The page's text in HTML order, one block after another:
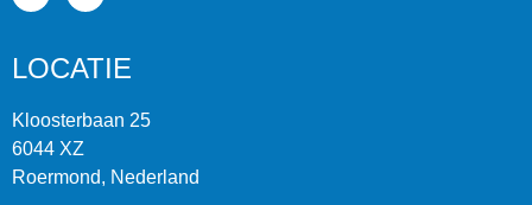
LOCATIE
Kloosterbaan 25
6044 XZ
Roermond, Nederland